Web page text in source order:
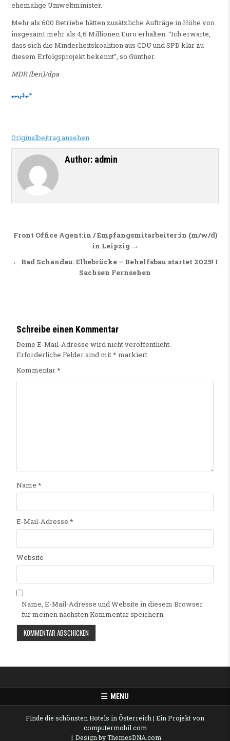
ehemalige Umweltminister.
Mehr als 600 Betriebe hätten zusätzliche Aufträge in Höhe von
insgesamt mehr als 4,6 Millionen Euro erhalten. “Ich erwarte,
dass sich die Minderheitskoalition aus CDU und SPD klar zu
diesem Erfolgsprojekt bekennt”, so Günther.
MDR (ben)/dpa
Originalbeitrag ansehen
Author: admin
Beitragsnavigation
Front Office Agent:in / Empfangsmitarbeiter:in (m/w/d)
in Leipzig →
← Bad Schandau: Elbebrücke – Behelfsbau startet 2025! I
Sachsen Fernsehen
Schreibe einen Kommentar
Deine E-Mail-Adresse wird nicht veröffentlicht.
Erforderliche Felder sind mit* markiert
Kommentar*
Name *
E-Mail-Adresse *
Website
Name, E-Mail-Adresse und Website in diesem Browser
für meinen nächsten Kommentar speichern.
MENU
Finde die schönsten Hotels in Österreich | Ein Projekt von
computermobil.com
Design by ThemesDNA.com